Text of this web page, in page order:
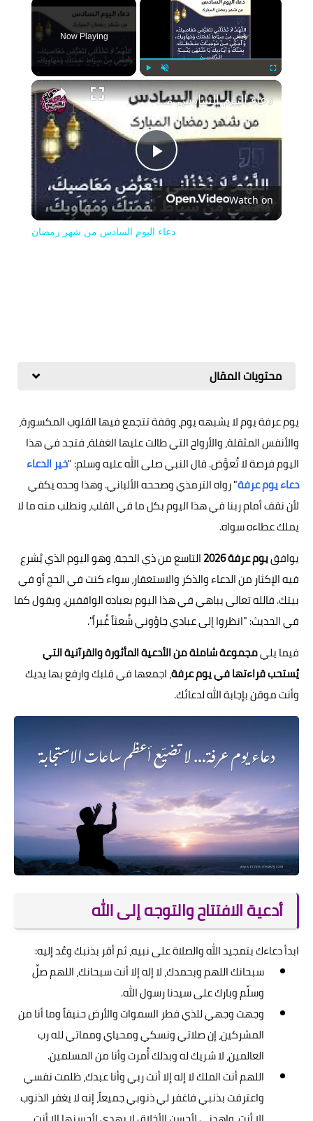
Play Unmute Fullscreen
Now Playing
Play
Video
دعاء اليوم السادس من شهر رمضان
Watch on
دعاء اليوم السادس من شهر رمضان
محتويات المقال
يوم عرفة يوم لا يشبهه يوم، وقفة تتجمع فيها القلوب المكسورة،
والأنفس المثقلة، والأرواح التي طالت عليها الغفلة، فتجد في هذا
اليوم فرصة لا تُعوَّض. قال النبي صلى الله عليه وسلم: "خير الدعاء
دعاء يوم عرفة" رواه الترمذي وصححه الألباني. وهذا وحده يكفي
لأن نقف أمام ربنا في هذا اليوم بكل ما في القلب، ونطلب منه ما لا
يملك عطاءه سواه.
يوافقيوم عرفة 2026
التاسع من ذي الحجة، وهو اليوم الذي يُشرع
فيه الإكثار من الدعاء والذكر والاستغفار، سواء كنت في الحج أو في
بيتك. فالله تعالى يباهي في هذا اليوم بعباده الواقفين، ويقول كما
في الحديث: "انظروا إلى عبادي جاؤوني شُعثاً غُبراً".
فيما يليمجموعة شاملة من الأدعية المأثورة والقرآنية التي
يُستحب قراءتها في يوم عرفة، اجمعها في قلبك وارفع بها يديك
وأنت موقن بإجابة الله لدعائك.
أدعية الافتتاح والتوجه إلى الله
ابدأ دعاءك بتمجيد الله والصلاة على نبيه، ثم أقر بذنبك وعُد إليه:
سبحانك اللهم وبحمدك، لا إله إلا أنت سبحانك، اللهم صلِّ
وسلِّم وبارك على سيدنا رسول الله.
وجهت وجهي للذي فطر السموات والأرض حنيفاً وما أنا من
المشركين، إن صلاتي ونسكي ومحياي ومماتي لله رب
العالمين، لا شريك له وبذلك أُمرت وأنا من المسلمين.
اللهم أنت الملك لا إله إلا أنت ربي وأنا عبدك، ظلمت نفسي
واعترفت بذنبي فاغفر لي ذنوبي جميعاً، إنه لا يغفر الذنوب